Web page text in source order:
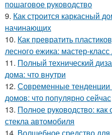
пошаговое руководство
9. Как строится каркасный
начинающих
10. Как превратить
лесного ежика: мастер-
11. Полный технический
дома: что внутри
12. Современные тенденции
домов: что популярно сейчас
13. Полное руководство: как
стекла автомобиля